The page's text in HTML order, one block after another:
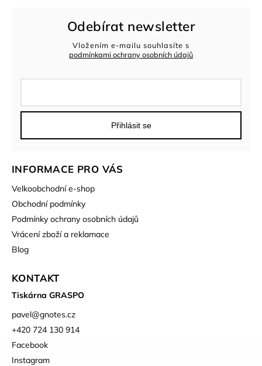
INFORMACE PRO VÁS
Velkoobchodní e-shop
Obchodní podmínky
Podmínky ochrany osobních údajů
Vrácení zboží a reklamace
Blog
KONTAKT
Tiskárna GRASPO
pavel@gnotes.cz
+420 724 130 914
Facebook
Instagram
Odebírat newsletter
Vložením e-mailu souhlasíte s
podmínkami ochrany osobních údajů
Přihlásit se